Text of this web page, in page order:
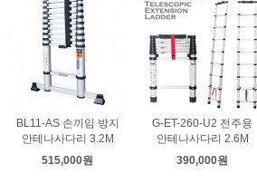
BL11-AS 손끼임 방지
안테나사다리 3.2M
515,000원
G-ET-260-U2 전주용
안테나사다리 2.6M
390,000원